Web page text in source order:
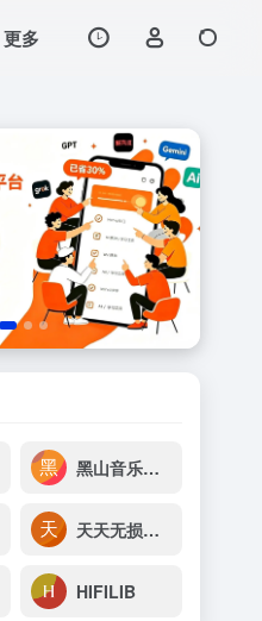
更多
黑山音乐免费无损音乐下载
天天无损音乐
HIFILIB